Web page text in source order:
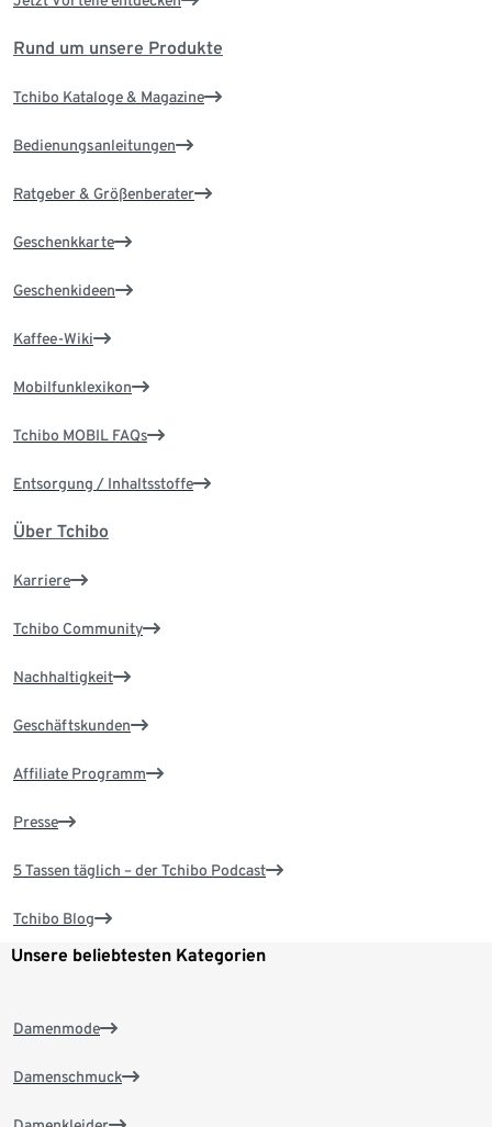
Rund um unsere Produkte
Tchibo Kataloge & Magazine
Bedienungsanleitungen
Ratgeber & Größenberater
Geschenkkarte
Geschenkideen
Kaffee-Wiki
Mobilfunklexikon
Tchibo MOBIL FAQs
Entsorgung / Inhaltsstoffe
Über Tchibo
Karriere
Tchibo Community
Nachhaltigkeit
Geschäftskunden
Affiliate Programm
Presse
5 Tassen täglich – der Tchibo Podcast
Tchibo Blog
Unsere beliebtesten Kategorien
Damenmode
Damenschmuck